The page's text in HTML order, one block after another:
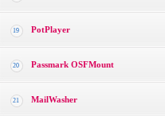
19 PotPlayer
20 Passmark OSFMount
21 MailWasher